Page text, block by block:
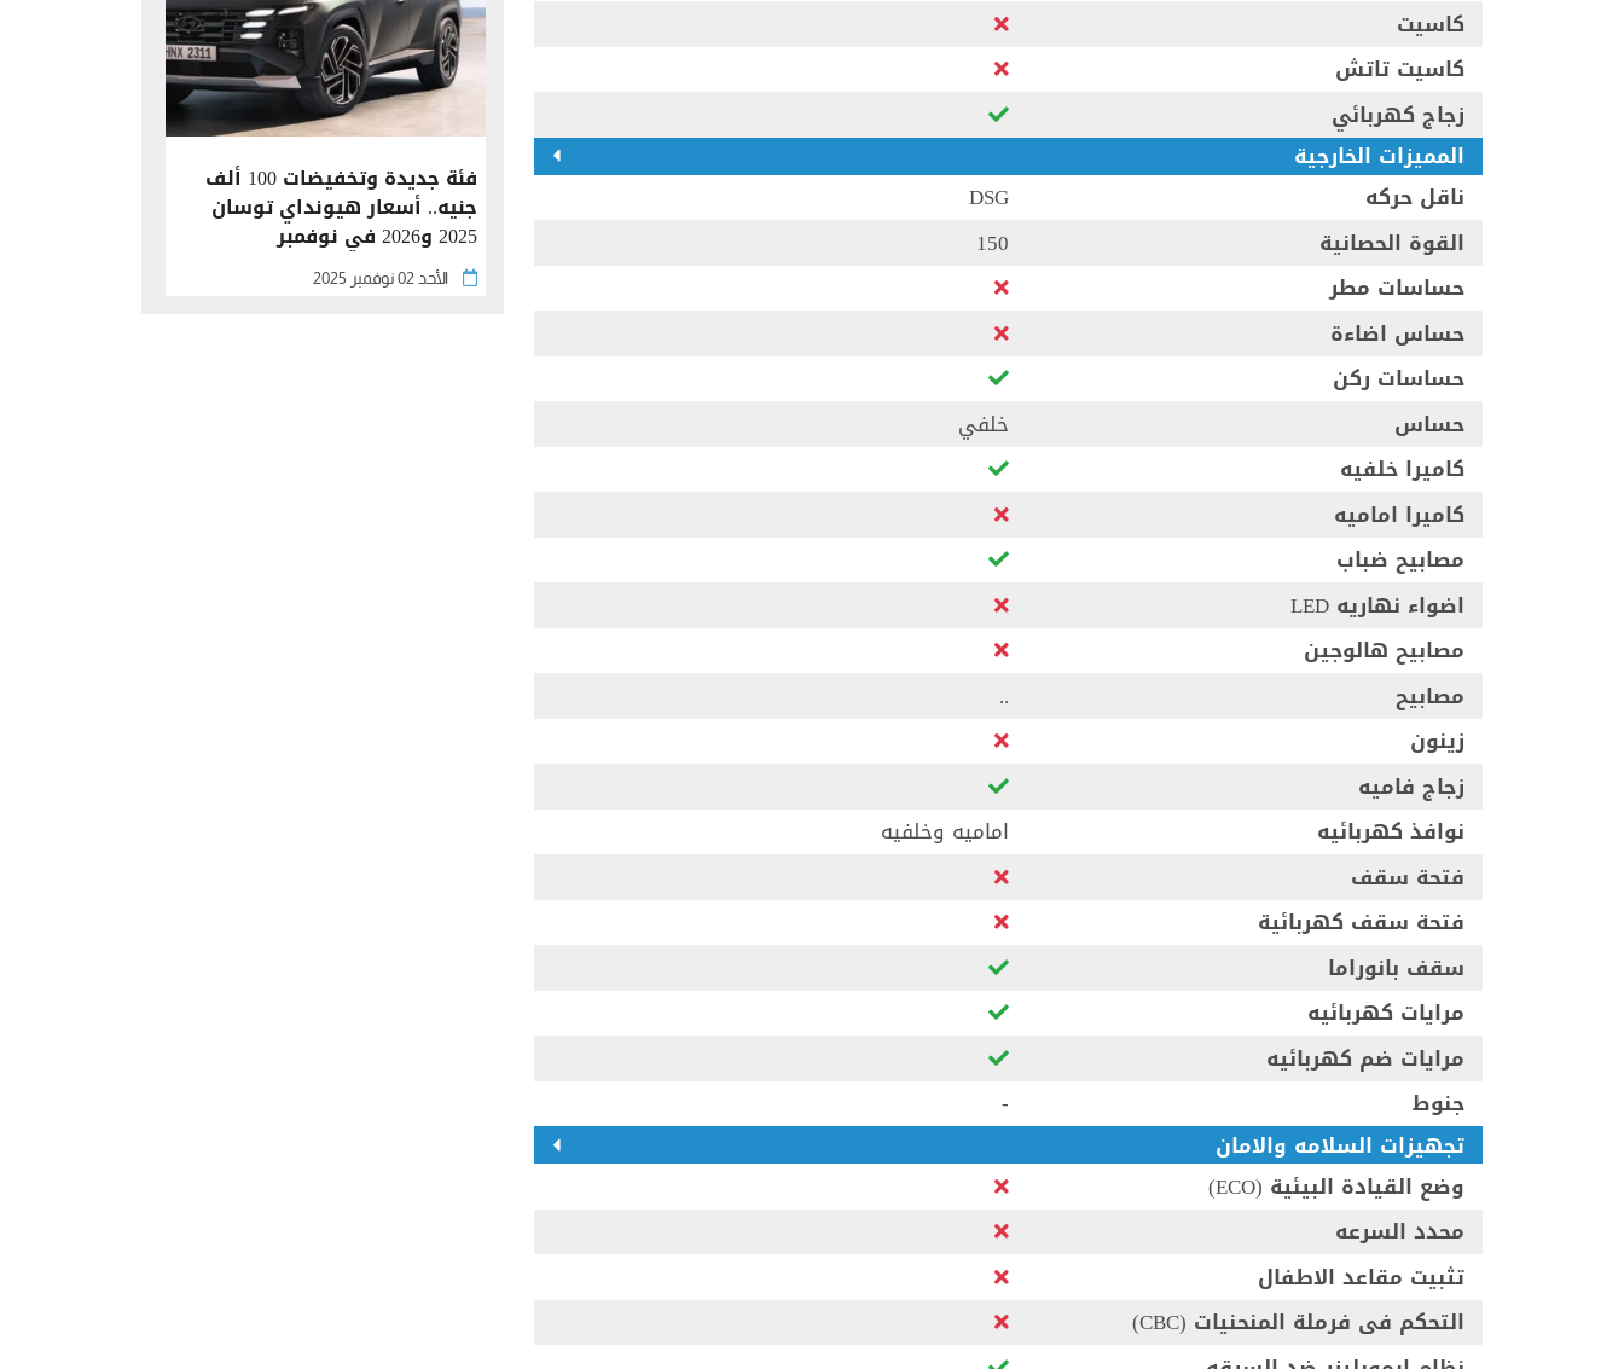
كاسيت
كاسيت تاتش
زجاج كهربائي
المميزات الخارجية
ناقل حركه
DSG
القوة الحصانية
150
حساسات مطر
حساس اضاءة
حساسات ركن
حساس
خلفي
كاميرا خلفيه
كاميرا اماميه
مصابيح ضباب
اضواء نهاريه LED
مصابيح هالوجين
مصابيح
..
زينون
زجاج فاميه
نوافذ كهربائيه
اماميه وخلفيه
فتحة سقف
فتحة سقف كهربائية
سقف بانوراما
مرايات كهربائيه
مرايات ضم كهربائيه
جنوط
-
تجهيزات السلامه والامان
وضع القيادة البيئية (ECO)
محدد السرعه
تثبيت مقاعد الاطفال
التحكم فى فرملة المنحنيات (CBC)
فئة جديدة وتخفيضات 100 ألف
جنيه.. أسعار هيونداي توسان
2025 و2026 في نوفمبر
الأحد 02 نوفمبر 2025